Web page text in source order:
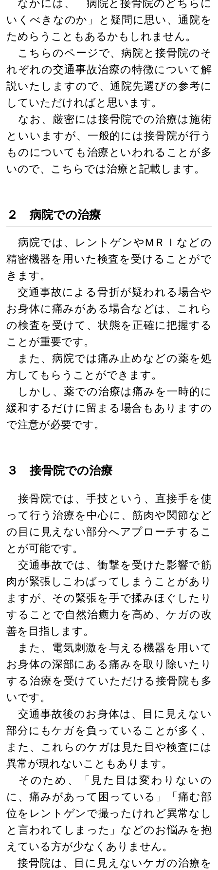
なかには、「病院と接骨院のどちらに
いくべきなのか」と疑問に思い、通院を
ためらうこともあるかもしれません。
こちらのページで、病院と接骨院のそ
れぞれの交通事故治療の特徴について解
説いたしますので、通院先選びの参考に
していただければと思います。
なお、厳密には接骨院での治療は施術
といいますが、一般的には接骨院が行う
ものについても治療といわれることが多
いので、こちらでは治療と記載します。
２ 病院での治療
病院では、レントゲンやМＲＩなどの
精密機器を用いた検査を受けることがで
きます。
交通事故による骨折が疑われる場合や
お身体に痛みがある場合などは、これら
の検査を受けて、状態を正確に把握する
ことが重要です。
また、病院では痛み止めなどの薬を処
方してもらうことができます。
しかし、薬での治療は痛みを一時的に
緩和するだけに留まる場合もありますの
で注意が必要です。
３ 接骨院での治療
接骨院では、手技という、直接手を使
って行う治療を中心に、筋肉や関節など
の目に見えない部分へアプローチするこ
とが可能です。
交通事故では、衝撃を受けた影響で筋
肉が緊張しこわばってしまうことがあり
ますが、その緊張を手で揉みほぐしたり
することで自然治癒力を高め、ケガの改
善を目指します。
また、電気刺激を与える機器を用いて
お身体の深部にある痛みを取り除いたり
する治療を受けていただける接骨院も多
いです。
交通事故後のお身体は、目に見えない
部分にもケガを負っていることが多く、
また、これらのケガは見た目や検査には
異常が現れないこともあります。
そのため、「見た目は変わりないの
に、痛みがあって困っている」「痛む部
位をレントゲンで撮ったけれど異常なし
と言われてしまった」などのお悩みを抱
えている方が少なくありません。
接骨院は、目に見えないケガの治療を